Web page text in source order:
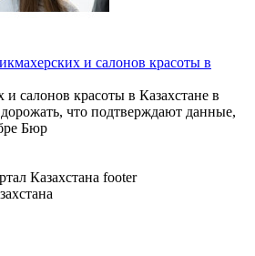
и салонов красоты в
салонов красоты в Казахстане в
что подтверждают данные,
Бюр